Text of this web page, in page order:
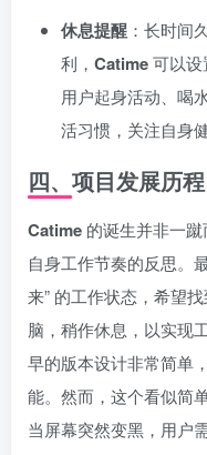
休息提醒 ：长时间
利， Catime可以
用户起身活动、喝
活习惯，关注自身健
四、项目发展历程
Catime 的诞生并非一
自身工作节奏的反思。
来” 的工作状态，希望
脑，稍作休息，以实现
早的版本设计非常简单
能。然而，这个看似简
当屏幕突然变黑，用户